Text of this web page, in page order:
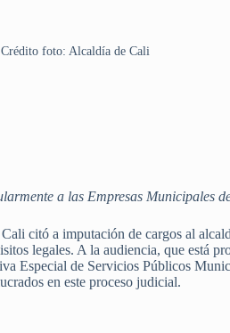
Crédito foto: Alcaldía de Cali
a las Empresas Municipales
citó a imputación de cargos al
legales. A la audiencia, que está
Especial de Servicios Públicos
en este proceso judicial.